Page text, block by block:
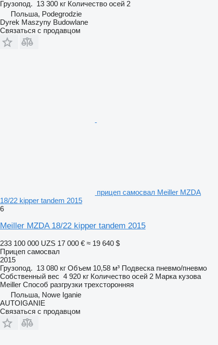
Грузопод. 13 300 кг Количество осей 2
Польша, Podegrodzie
Dyrek Maszyny Budowlane
Связаться с продавцом
прицеп самосвал Meiller MZDA
18/22 kipper tandem 2015
6
Meiller MZDA 18/22 kipper tandem 2015
233 100 000 UZS 17 000 € ≈ 19 640 $
Прицеп самосвал
2015
Грузопод. 13 080 кг Объем 10,58 м³ Подвеска пневмо/пневмо
Собственный вес 4 920 кг Количество осей 2 Марка кузова
Meiller Способ разгрузки трехсторонняя
Польша, Nowe Iganie
AUTOIGANIE
Связаться с продавцом